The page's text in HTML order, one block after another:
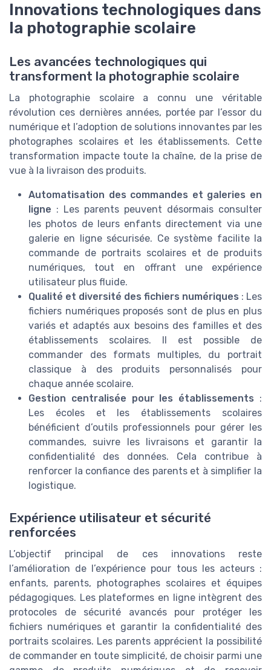
Innovations technologiques dans
la photographie scolaire
Les avancées technologiques qui
transforment la photographie scolaire
La photographie scolaire a connu une véritable
révolution ces dernières années, portée par l’essor du
numérique et l’adoption de solutions innovantes par les
photographes scolaires et les établissements. Cette
transformation impacte toute la chaîne, de la prise de
vue à la livraison des produits.
Automatisation des commandes et galeries en
ligne : Les parents peuvent désormais consulter
les photos de leurs enfants directement via une
galerie en ligne sécurisée. Ce système facilite la
commande de portraits scolaires et de produits
numériques, tout en offrant une expérience
utilisateur plus fluide.
Qualité et diversité des fichiers numériques : Les
fichiers numériques proposés sont de plus en plus
variés et adaptés aux besoins des familles et des
établissements scolaires. Il est possible de
commander des formats multiples, du portrait
classique à des produits personnalisés pour
chaque année scolaire.
Gestion centralisée pour les établissements :
Les écoles et les établissements scolaires
bénéficient d’outils professionnels pour gérer les
commandes, suivre les livraisons et garantir la
confidentialité des données. Cela contribue à
renforcer la confiance des parents et à simplifier la
logistique.
Expérience utilisateur et sécurité
renforcées
L’objectif principal de ces innovations reste
l’amélioration de l’expérience pour tous les acteurs :
enfants, parents, photographes scolaires et équipes
pédagogiques. Les plateformes en ligne intègrent des
protocoles de sécurité avancés pour protéger les
fichiers numériques et garantir la confidentialité des
portraits scolaires. Les parents apprécient la possibilité
de commander en toute simplicité, de choisir parmi une